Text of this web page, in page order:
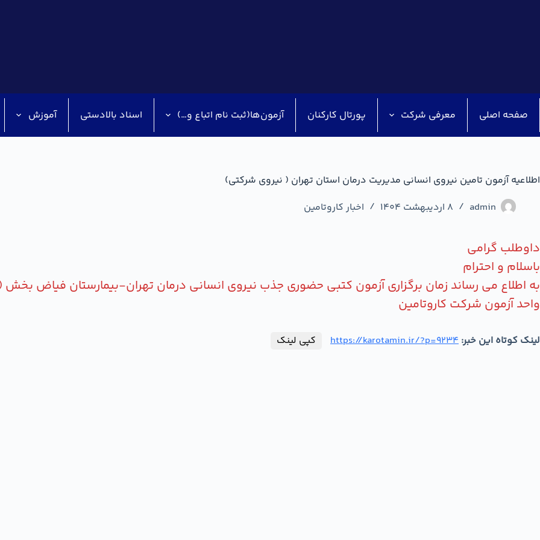
صفحه اصلی معرفی شرکت پورتال کارکنان آزمون‌ها(ثبت نام اتباع و…) اسناد بالادستی آموزش
اطلاعیه آزمون تامین نیروی انسانی مدیریت درمان استان تهران ( نیروی شرکتی)
admin
8 اردیبهشت 1404 اخبار کاروتامین
داوطلب گرامی
باسلام و احترام
به اطلاع می رساند زمان برگزاری آزمون کتبی حضوری جذب نیروی انسانی درمان تهران-بیمارستان فیاض بخش
واحد آزمون شرکت کاروتامین
لینک کوتاه این خبر: https://karotamin.ir/?p=9234 کپی لینک